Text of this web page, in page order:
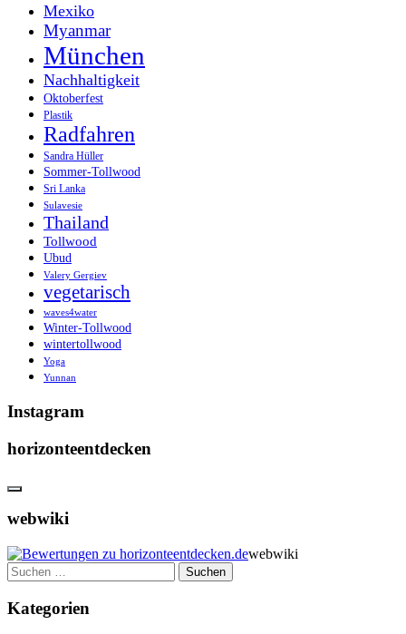
Mexiko
Myanmar
München
Nachhaltigkeit
Oktoberfest
Plastik
Radfahren
Sandra Hüller
Sommer-Tollwood
Sri Lanka
Sulavesie
Thailand
Tollwood
Ubud
Valery Gergiev
vegetarisch
waves4water
Winter-Tollwood
wintertollwood
Yoga
Yunnan
Instagram
horizonteentdecken
webwiki
webwiki
Suchen
nach:
Kategorien